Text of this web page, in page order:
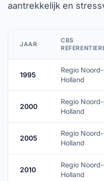
aantrekkelijk en
JAAR
CBS
1995
Regio Noord-
Holland
2000
Regio Noord-
Holland
2005
Regio Noord-
Holland
2010
Regio Noord-
Holland